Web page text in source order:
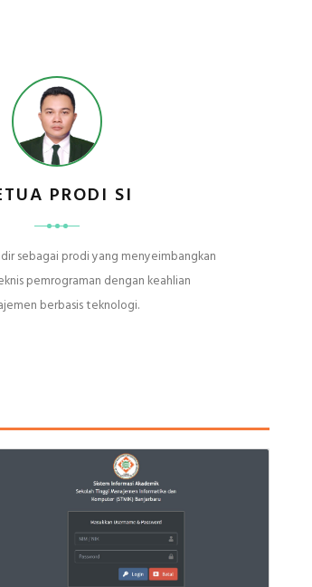
PRODI SI
sebagai prodi yang menyeimbangkan
pemrograman dengan keahlian
berbasis teknologi.